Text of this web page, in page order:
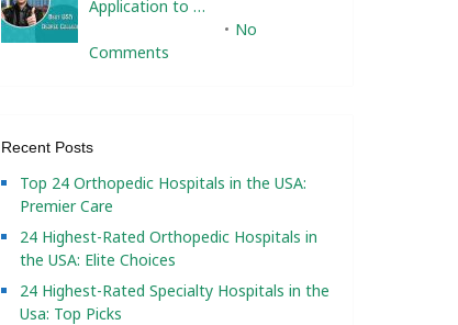
Application to …
No
Comments
Recent Posts
Top 24 Orthopedic Hospitals in the USA:
Premier Care
24 Highest-Rated Orthopedic Hospitals in
the USA: Elite Choices
24 Highest-Rated Specialty Hospitals in the
Usa: Top Picks